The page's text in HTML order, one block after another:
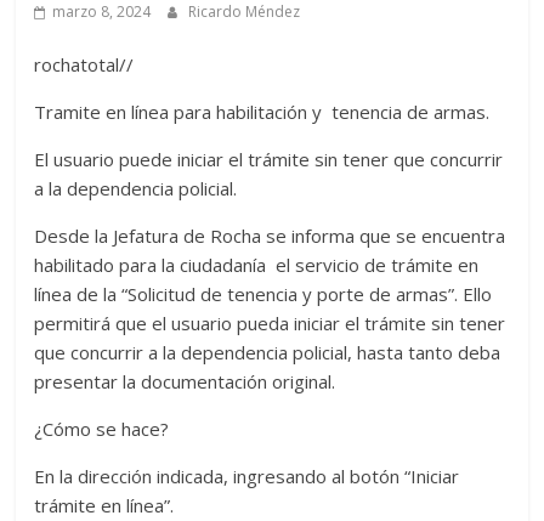
marzo 8, 2024 Ricardo Méndez
rochatotal//
Tramite en línea para habilitación y tenencia de armas.
El usuario puede iniciar el trámite sin tener que concurrir
a la dependencia policial.
Desde la Jefatura de Rocha se informa que se encuentra
habilitado para la ciudadanía el servicio de trámite en
línea de la “Solicitud de tenencia y porte de armas”. Ello
permitirá que el usuario pueda iniciar el trámite sin tener
que concurrir a la dependencia policial, hasta tanto deba
presentar la documentación original.
¿Cómo se hace?
En la dirección indicada, ingresando al botón “Iniciar
trámite en línea”.